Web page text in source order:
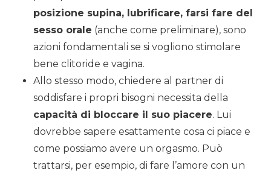
posizione supina, lubrificare, farsi fare del
sesso orale (anche come preliminare), sono
azioni fondamentali se si vogliono stimolare
bene clitoride e vagina.
Allo stesso modo, chiedere al partner di
soddisfare i propri bisogni necessita della
capacità di bloccare il suo piacere. Lui
dovrebbe sapere esattamente cosa ci piace e
come possiamo avere un orgasmo. Può
trattarsi, per esempio, di fare l’amore con un